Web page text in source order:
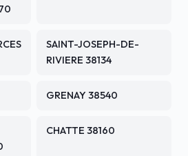
SAINT-JOSEPH-DE-
RIVIERE 38134
GRENAY 38540
CHATTE 38160